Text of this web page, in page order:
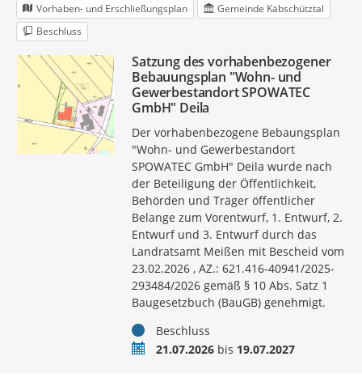
Vorhaben- und Erschließungsplan
Gemeinde Käbschütztal
Beschluss
Satzung des vorhabenbezogener
Bebauungsplan "Wohn- und
Gewerbestandort SPOWATEC
GmbH" Deila
Der vorhabenbezogene Bebaungsplan
"Wohn- und Gewerbestandort
SPOWATEC GmbH" Deila wurde nach
der Beteiligung der Öffentlichkeit,
Behörden und Träger öffentlicher
Belange zum Vorentwurf, 1. Entwurf, 2.
Entwurf und 3. Entwurf durch das
Landratsamt Meißen mit Bescheid vom
23.02.2026 , AZ.: 621.416-40941/2025-
293484/2026 gemäß § 10 Abs. Satz 1
Baugesetzbuch (BauGB) genehmigt.
StatusBeschluss
Zeitraum21.07.2026bis 19.07.2027